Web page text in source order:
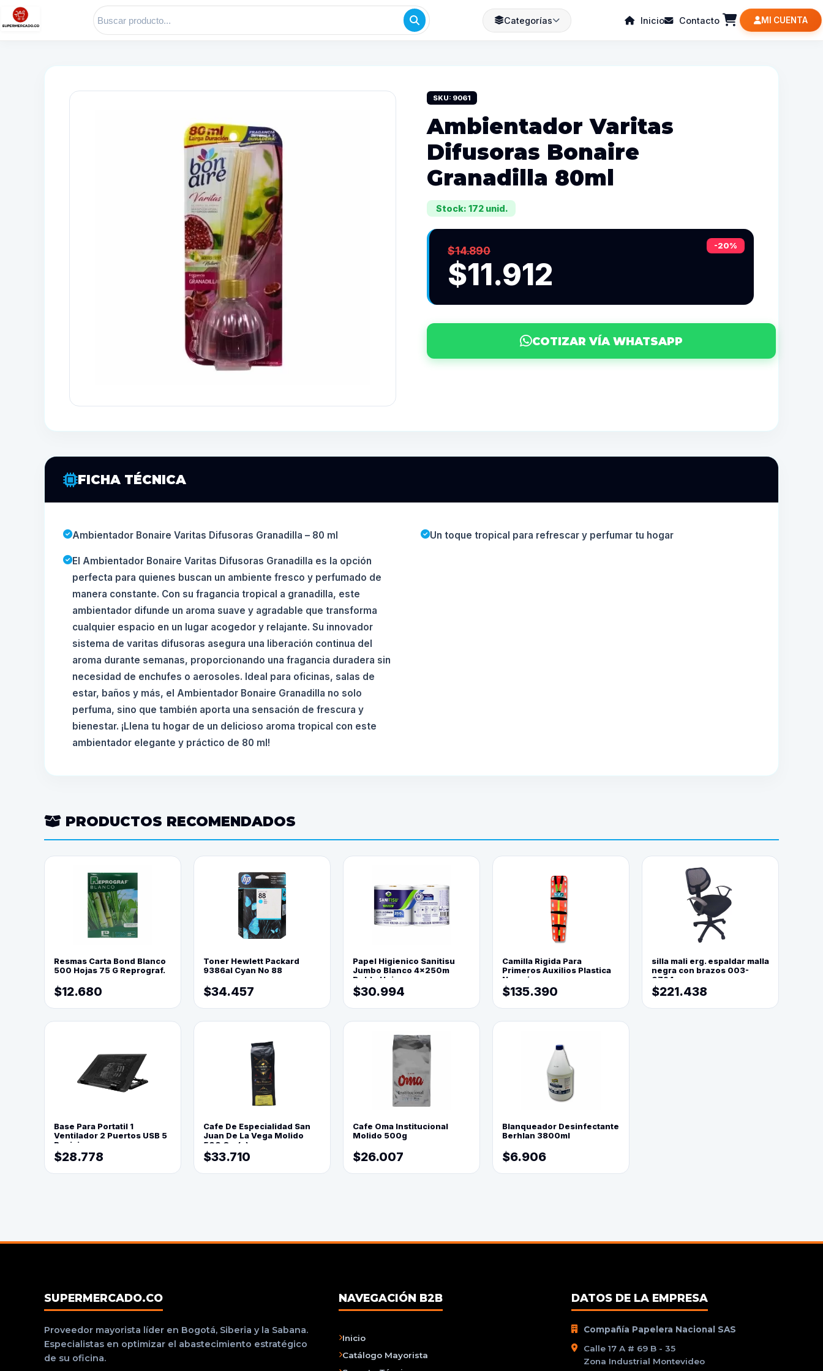
Categorías Inicio Contacto MI CUENTA
SKU: 9061
Ambientador Varitas
Difusoras Bonaire
Granadilla 80ml
Stock: 172 unid.
-20%
$14.890
$11.912
COTIZAR VÍA WHATSAPP
FICHA TÉCNICA
Ambientador Bonaire Varitas Difusoras Granadilla – 80 ml Un toque tropical para refrescar y perfumar tu hogar
El Ambientador Bonaire Varitas Difusoras Granadilla es la opción
perfecta para quienes buscan un ambiente fresco y perfumado de
manera constante. Con su fragancia tropical a granadilla, este
ambientador difunde un aroma suave y agradable que transforma
cualquier espacio en un lugar acogedor y relajante. Su innovador
sistema de varitas difusoras asegura una liberación continua del
aroma durante semanas, proporcionando una fragancia duradera sin
necesidad de enchufes o aerosoles. Ideal para oficinas, salas de
estar, baños y más, el Ambientador Bonaire Granadilla no solo
perfuma, sino que también aporta una sensación de frescura y
bienestar. ¡Llena tu hogar de un delicioso aroma tropical con este
ambientador elegante y práctico de 80 ml!
PRODUCTOS RECOMENDADOS
Resmas Carta Bond Blanco
500 Hojas 75 G Reprograf.
$12.680
Toner Hewlett Packard
9386al Cyan No 88
$34.457
Papel Higienico Sanitisu
Jumbo Blanco 4x250m
Doble Hoja
$30.994
Camilla Rigida Para
Primeros Auxilios Plastica
Naranja
$135.390
silla mali erg. espaldar malla
negra con brazos 003-
0794
$221.438
Base Para Portatil 1
Ventilador 2 Puertos USB 5
Posiciones
$28.778
Cafe De Especialidad San
Juan De La Vega Molido
500 Grs(=)
$33.710
Cafe Oma Institucional
Molido 500g
$26.007
Blanqueador Desinfectante
Berhlan 3800ml
$6.906
SUPERMERCADO.CO
Proveedor mayorista líder en Bogotá, Siberia y la Sabana.
Especialistas en optimizar el abastecimiento estratégico
de su oficina.
NAVEGACIÓN B2B
Inicio
Catálogo Mayorista
DATOS DE LA EMPRESA
Compañía Papelera Nacional SAS
Calle 17 A # 69 B - 35
Zona Industrial Montevideo